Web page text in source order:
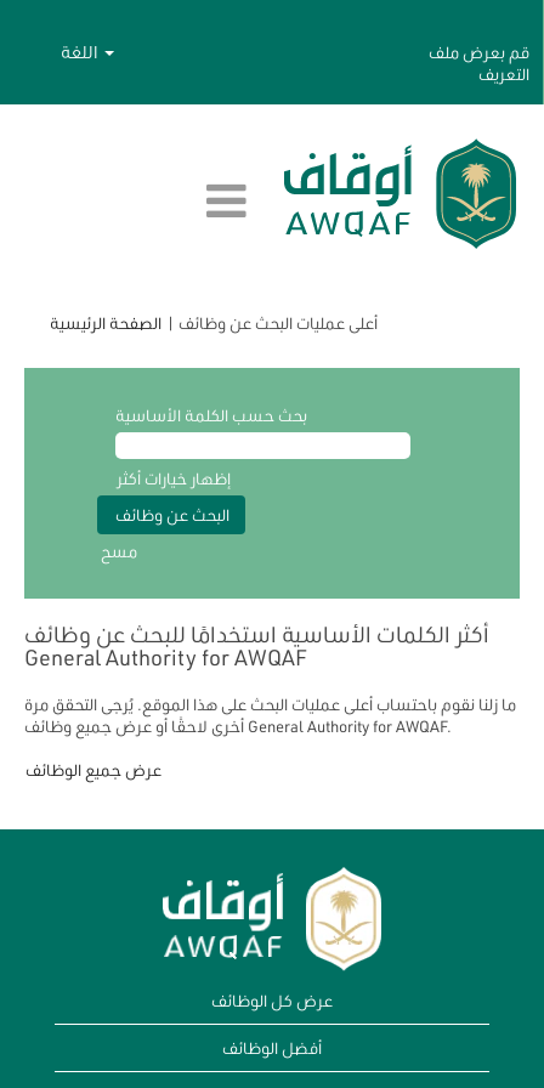
قم بعرض ملف
التعريف
الصفحة الرئيسية | أعلى عمليات البحث عن وظائف(الصفحة
بحث حسب الكلمة الأساسية
إظهار خيارات أكثر
مسح
أكثر الكلمات الأساسية استخدامًا للبحث عن وظائف
General Authority for AWQAF
ما زلنا نقوم باحتساب أعلى عمليات البحث على هذا الموقع. يُرجى التحقق مرة
أخرى لاحقًا أو عرض جميع وظائف General Authority for AWQAF.
عرض جميع الوظائف
عرض كل الوظائف
أفضل الوظائف